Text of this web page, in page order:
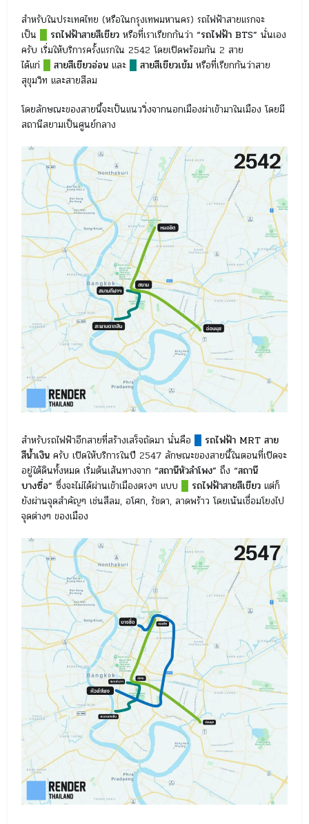
สำหรับในประเทศไทย (หรือในกรุงเทพมหานคร) รถไฟฟ้าสายแรกจะ
เป็น
รถไฟฟ้าสายสีเขียว หรือที่เราเรียกกันว่า“รถไฟฟ้า BTS” นั่นเอง
ครับ เริ่มให้บริการครั้งแรกใน 2542 โดยเปิดพร้อมกัน 2 สาย
ได้แก่
สายสีเขียวอ่อน และ สายสีเขียวเข้ม หรือที่เรียกกันว่าสาย
สุขุมวิท และสายสีลม
โดยลักษณะของสายนี้จะเป็นแนววิ่งจากนอกเมืองผ่าเข้ามาในเมือง โดยมี
สถานีสยามเป็นศูนย์กลาง
สำหรับรถไฟฟ้าอีกสายที่สร้างเสร็จถัดมา นั่นคือ
รถไฟฟ้า MRT สาย
สีน้ำเงินครับ เปิดให้บริการในปี 2547 ลักษณะของสายนี้ในตอนที่เปิดจะ
อยู่ใต้ดินทั้งหมด เริ่มต้นเส้นทางจาก“สถานีหัวลำโพง” ถึง“สถานี
บางซื่อ” ซึ่งจะไม่ได้ผ่านเข้าเมืองตรงๆ แบบ รถไฟฟ้าสายสีเขียว แต่ก็
ยังผ่านจุดสำคัญๆ เช่นสีลม, อโศก, รัชดา, ลาดพร้าว โดยเน้นเชื่อมโยงไป
จุดต่างๆ ของเมือง